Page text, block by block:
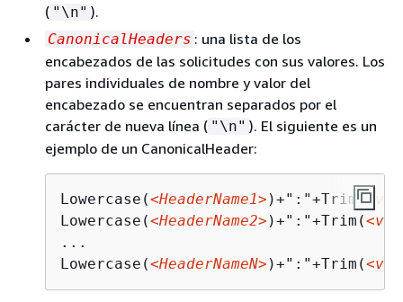
( "\n" ).
CanonicalHeaders : una lista de los
encabezados de las solicitudes con sus valores. Los
pares individuales de nombre y valor del
encabezado se encuentran separados por el
carácter de nueva línea ( "\n" ). El siguiente es un
ejemplo de un CanonicalHeader:
Lowercase(<HeaderName1> )+":"+Trim(
Lowercase(<HeaderName2> )+":"+Trim(
...
Lowercase(<HeaderNameN> )+":"+Trim(